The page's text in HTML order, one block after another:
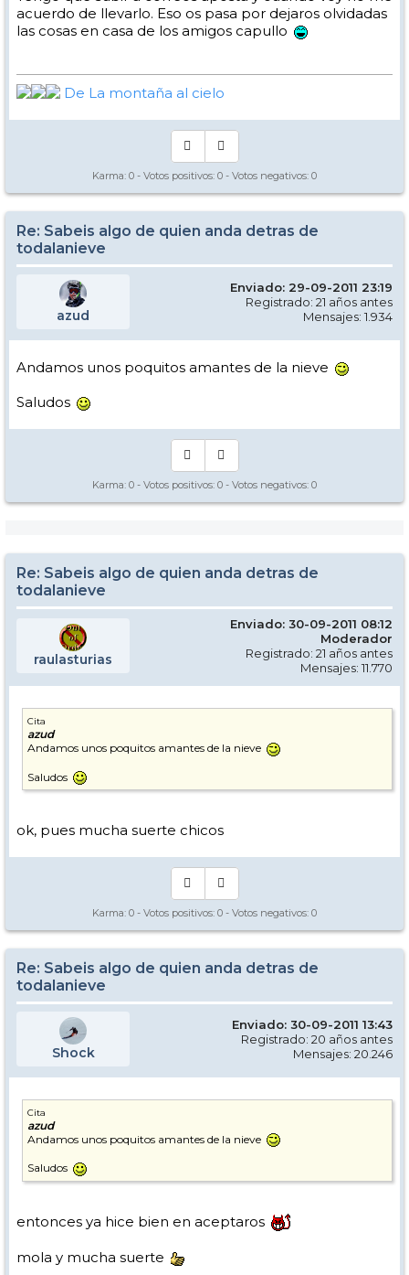
acuerdo de llevarlo. Eso os pasa por dejaros olvidadas
las cosas en casa de los amigos capullo
De La montaña al cielo
Karma: 0 - Votos positivos: 0 - Votos negativos: 0
Re: Sabeis algo de quien anda detras de
todalanieve
azud
Enviado: 29-09-2011 23:19
Registrado: 21 años antes
Mensajes: 1.934
Andamos unos poquitos amantes de la nieve
Saludos
Karma: 0 - Votos positivos: 0 - Votos negativos: 0
Re: Sabeis algo de quien anda detras de
todalanieve
raulasturias
Enviado: 30-09-2011 08:12
Moderador
Registrado: 21 años antes
Mensajes: 11.770
Cita
azud
Andamos unos poquitos amantes de la nieve
Saludos
ok, pues mucha suerte chicos
Karma: 0 - Votos positivos: 0 - Votos negativos: 0
Re: Sabeis algo de quien anda detras de
todalanieve
Shock
Enviado: 30-09-2011 13:43
Registrado: 20 años antes
Mensajes: 20.246
Cita
azud
Andamos unos poquitos amantes de la nieve
Saludos
entonces ya hice bien en aceptaros
mola y mucha suerte